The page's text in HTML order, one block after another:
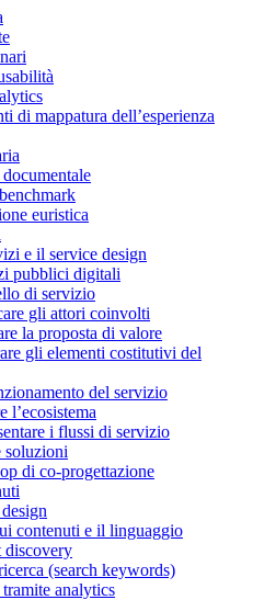
di mappatura dell’esperienza
euristica
e il service design
pubblici digitali
di servizio
gli attori coinvolti
la proposta di valore
gli elementi costitutivi del
del servizio
l’ecosistema
i flussi di servizio
soluzioni
di co-progettazione
contenuti e il linguaggio
discovery
(search keywords)
analytics